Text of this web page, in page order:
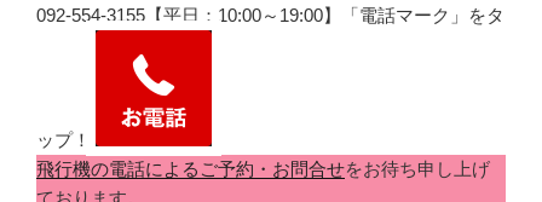
092-554-3155【平日：10:00～19:00】「電話マーク」をタ
ップ！
飛行機の電話によるご予約・お問合せをお待ち申し上げ
ております。